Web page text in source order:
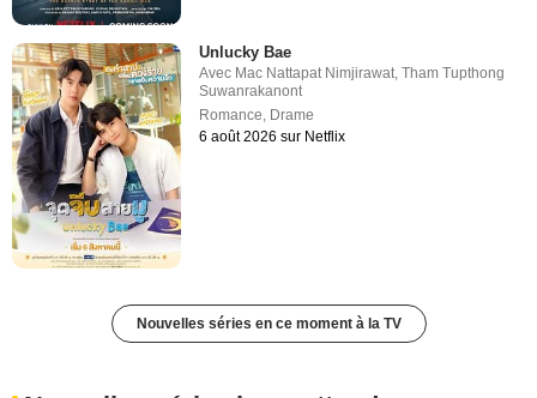
Unlucky Bae
Avec Mac Nattapat Nimjirawat,Tham Tupthong
Suwanrakanont
Romance, Drame
6 août 2026 sur Netflix
Nouvelles séries en ce moment à la TV